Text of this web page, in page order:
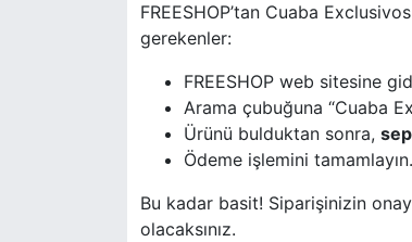
FREESHOP’tan Cuaba
gerekenler:
FREESHOP web sitesine
Arama çubuğuna “Cuaba
Ürünü bulduktan sonra,
Ödeme işlemini tamamlayın.
Bu kadar basit! Siparişinizin
olacaksınız.